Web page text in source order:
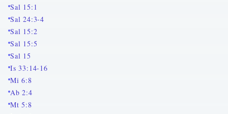
Sal 15:1
Sal 24:3-4
Sal 15:2
Sal 15:5
Sal 15
Is 33:14-16
Mi 6:8
Ab 2:4
Mt 5:8